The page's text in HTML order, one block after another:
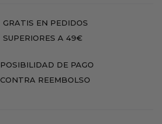
GRATIS EN PEDIDOS
SUPERIORES A 49€
POSIBILIDAD DE PAGO
CONTRA REEMBOLSO